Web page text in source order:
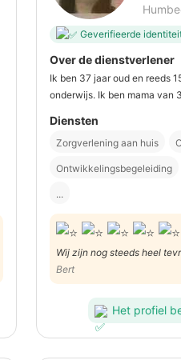
Geverifieerde
Over de dienstverlener
Ik ben 37 jaar oud en reeds
onderwijs. Ik ben mama van
Diensten
Zorgverlening aan huis
Ontwikkelingsbegeleiding
...
Wij zijn nog steeds heel
Bert
Het profiel